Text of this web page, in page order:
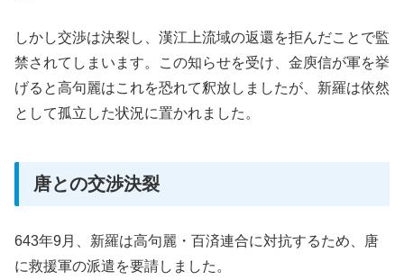
しかし交渉は決裂し、漢江上流域の返還を拒んだことで監
禁されてしまいます。この知らせを受け、金庾信が軍を挙
げると高句麗はこれを恐れて釈放しましたが、新羅は依然
として孤立した状況に置かれました。
唐との交渉決裂
643年9月、新羅は高句麗・百済連合に対抗するため、唐
に救援軍の派遣を要請しました。